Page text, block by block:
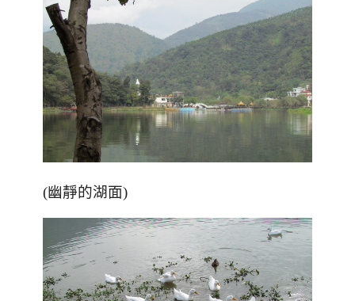
(幽靜的湖面)